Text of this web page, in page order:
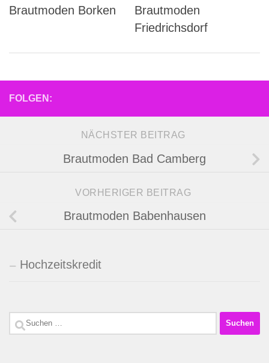
Brautmoden Borken
Brautmoden
Friedrichsdorf
FOLGEN:
NÄCHSTER BEITRAG
Brautmoden Bad Camberg
VORHERIGER BEITRAG
Brautmoden Babenhausen
Hochzeitskredit
Suchen